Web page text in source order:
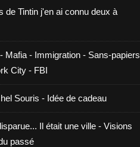
de Tintin j'en ai connu deux à
Mafia - Immigration - Sans-papiers
City - FBI
Souris - Idée de cadeau
Il était une ville - Visions
passé